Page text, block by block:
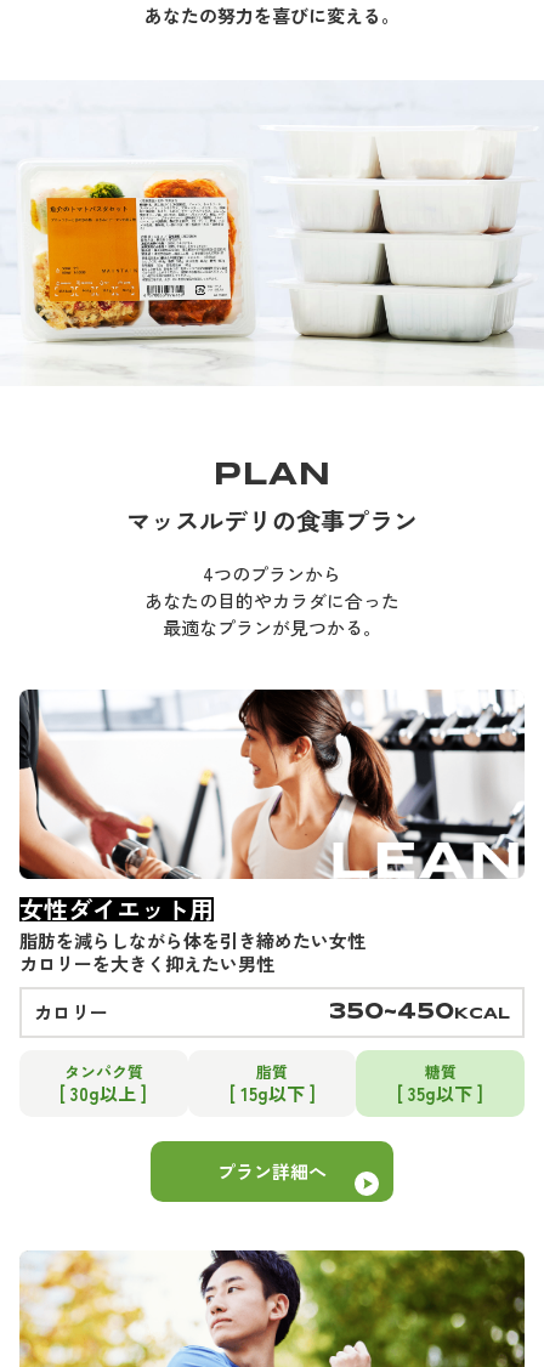
あなたの努力を喜びに変える。
PLAN
マッスルデリの食事プラン
4つのプランから
あなたの目的やカラダに合った
最適なプランが見つかる。
女性ダイエット用
脂肪を減らしながら体を引き締めたい女性
カロリーを大きく抑えたい男性
カロリー
350~450 KCAL
タンパク質
[ 30g以上 ]
脂質
[ 15g以下 ]
糖質
[ 35g以下 ]
プラン詳細へ